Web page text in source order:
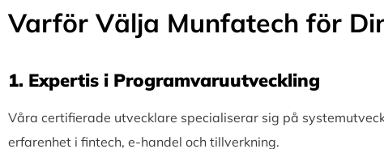
Varför Välja Munfatech för
1.⁠ ⁠Expertis i Programvaruutveckling
Våra certifierade utvecklare specialiserar sig på
erfarenhet i fintech, e-handel och tillverkning.